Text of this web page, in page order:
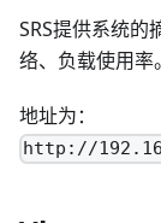
SRS提供系统的
络、负载使用率。
地址为：
http://